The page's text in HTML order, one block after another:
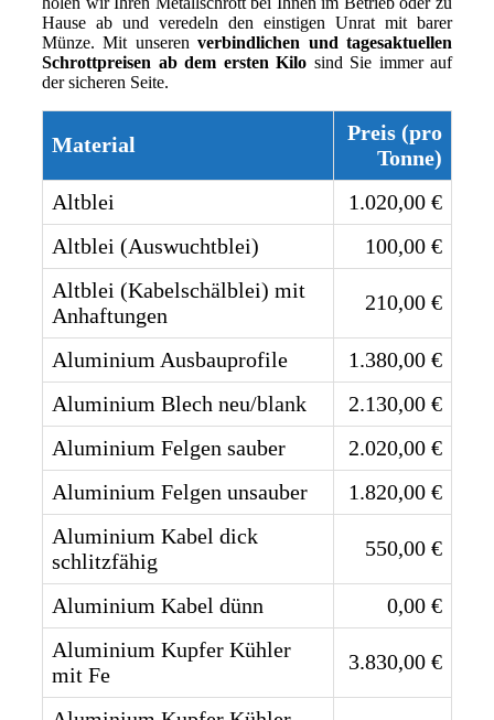
Hause ab und veredeln den einstigen Unrat mit barer
Münze. Mit unserenverbindlichen und tagesaktuellen
Schrottpreisen ab dem ersten Kilo sind Sie immer auf
der sicheren Seite.
Material
Preis (pro
Tonne)
Altblei
1.020,00 €
Altblei (Auswuchtblei)
100,00 €
Altblei (Kabelschälblei) mit
Anhaftungen
210,00 €
Aluminium Ausbauprofile
1.380,00 €
Aluminium Blech neu/blank
2.130,00 €
Aluminium Felgen sauber
2.020,00 €
Aluminium Felgen unsauber
1.820,00 €
Aluminium Kabel dick
schlitzfähig
550,00 €
Aluminium Kabel dünn
0,00 €
Aluminium Kupfer Kühler
mit Fe
3.830,00 €